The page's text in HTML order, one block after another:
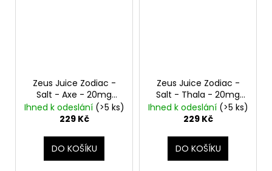
Zeus Juice Zodiac -
Salt - Axe - 20mg
Jablko, Broskev
Ihned k odeslání (>5 ks)
229 Kč
DO KOŠÍKU
Zeus Juice Zodiac -
Salt - Thala - 20mg
Grapefruit, sycená
voda
Ihned k odeslání (>5 ks)
229 Kč
DO KOŠÍKU